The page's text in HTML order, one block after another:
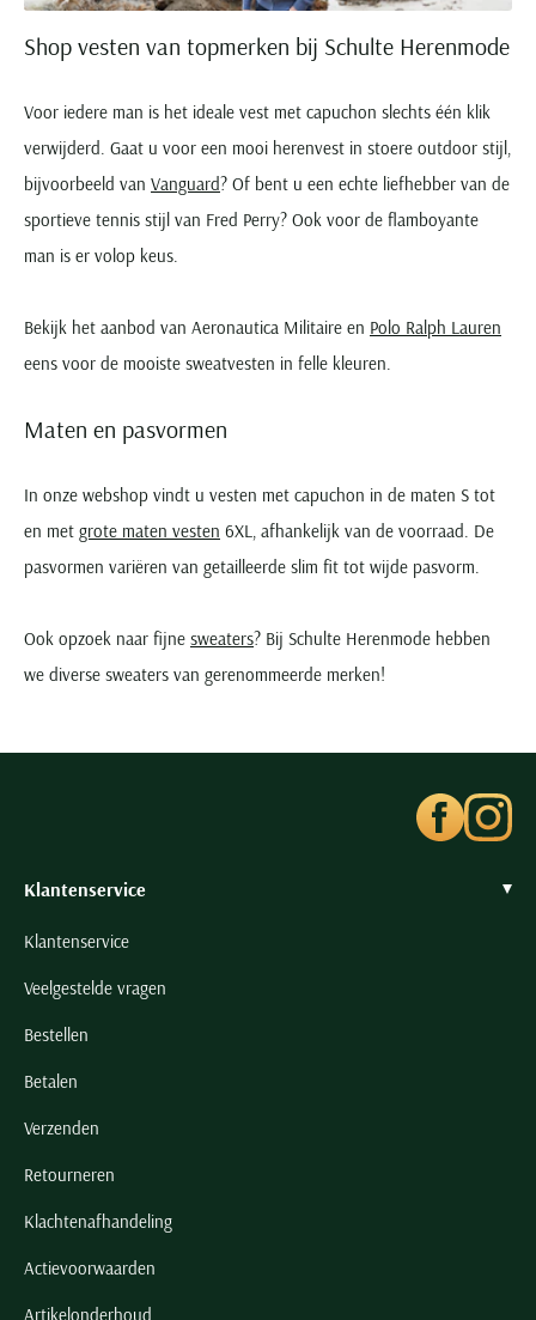
Shop vesten van topmerken bij Schulte Herenmode
Voor iedere man is het ideale vest met capuchon slechts één klik
verwijderd. Gaat u voor een mooi herenvest in stoere outdoor stijl,
bijvoorbeeld van Vanguard? Of bent u een echte liefhebber van de
sportieve tennis stijl van Fred Perry? Ook voor de flamboyante
man is er volop keus.
Bekijk het aanbod van Aeronautica Militaire en Polo Ralph Lauren
eens voor de mooiste sweatvesten in felle kleuren.
Maten en pasvormen
In onze webshop vindt u vesten met capuchon in de maten S tot
en met grote maten vesten 6XL, afhankelijk van de voorraad. De
pasvormen variëren van getailleerde slim fit tot wijde pasvorm.
Ook opzoek naar fijne sweaters? Bij Schulte Herenmode hebben
we diverse sweaters van gerenommeerde merken!
Klantenservice
Klantenservice
Veelgestelde vragen
Bestellen
Betalen
Verzenden
Retourneren
Klachtenafhandeling
Actievoorwaarden
Artikelonderhoud